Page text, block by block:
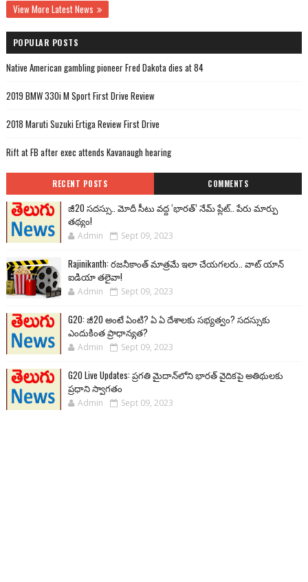
View More Latest News
POPULAR POSTS
Native American gambling pioneer Fred Dakota dies at 84
2019 BMW 330i M Sport First Drive Review
2018 Maruti Suzuki Ertiga Review First Drive
Rift at FB after exec attends Kavanaugh hearing
RECENT POSTS COMMENTS
జీ20 సదస్సు.. మోదీ సీటు వద్ద ‘భారత్’ నేమ్ ప్లేట్‌.. పేరు మార్పు
తథ్యం!
Admin Sept 09, 2023
Rajinikanth: రజనీకాంత్ మాత్రమే ఇలా చేయగలరు.. వాట్ యాన్
ఐడియా తలైవా!
Admin Sept 09, 2023
G20: జీ20 అంటే ఏంటి? ఏ ఏ దేశాలకు సభ్యత్వం? సదస్సుకు
ఎందుకింత ప్రాధాన్యత?
Admin Sept 09, 2023
G20 Live Updates: ప్రగతి మైదాన్‌లోని భారత్ వైదికపై అతిథులకు
ప్రధాని స్వాగతం
Admin Sept 09, 2023